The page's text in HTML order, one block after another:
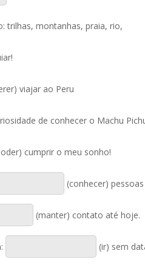
trilhas, montanhas, praia, rio,
viajar ao Peru
de conhecer o Machu
cumprir o meu sonho!
(conhecer)
(manter) contato até hoje.
(ir) sem